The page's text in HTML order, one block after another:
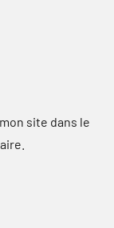
site dans le